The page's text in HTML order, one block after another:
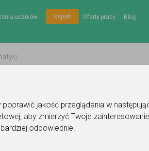
jakość przeglądania w
, aby zmierzyć Twoje
odpowiednie.
uczniów Raport Oferty pracy Blog